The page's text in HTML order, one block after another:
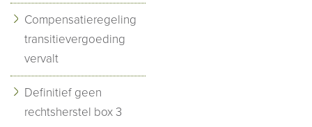
Compensatieregeling
transitievergoeding
vervalt
Definitief geen
rechtsherstel box 3